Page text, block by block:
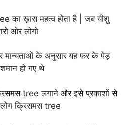
का ख़ास महत्व होता है | जब यीशु
ओर लोगो
के अनुसार यह फर के पेड़
हो गए थे
tree लगाने और इसे प्रकाशों से
लोग क्रिसमस tree